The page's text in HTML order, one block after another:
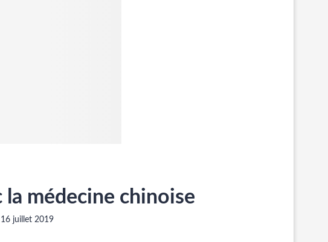
la médecine chinoise
16 juillet 2019